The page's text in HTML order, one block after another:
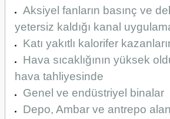
Aksiyel fanların basınç ve
yetersiz kaldığı kanal
Katı yakıtlı kalorifer
Hava sıcaklığının yüksek
hava tahliyesinde
Genel ve endüstriyel binalar
Depo, Ambar ve antrepo